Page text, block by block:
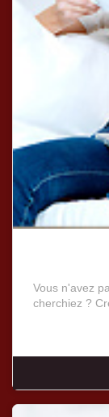
Vous n'avez
cherchiez ?